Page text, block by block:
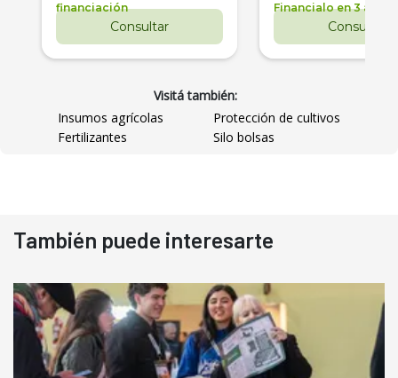
financiación
Consultar
Financialo en 3 años
Consultar
Visitá también:
Insumos agrícolas
Protección de cultivos
Fertilizantes
Silo bolsas
También puede interesarte